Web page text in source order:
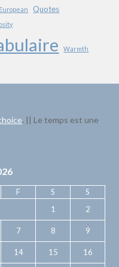
Quotes
Warmth
. || Le temps est une
F S
S
1
2
7 8 9
14 15 16